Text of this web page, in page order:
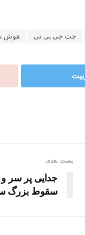
چت جی پی تی هوش
پست بعدی
جدایی پر سر
سقوط بزرگ